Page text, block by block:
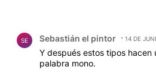
SE Sebastián el pintor 14 DE
Y después estos tipos hacen
palabra mono.